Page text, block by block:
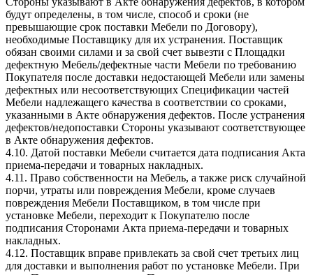
будут определены, в том числе, способ и сроки (не
превышающие срок поставки Мебели по Договору),
необходимые Поставщику для их устранения. Поставщик
обязан своими силами и за свой счет вывезти с Площадки
дефектную Мебель/дефектные части Мебели по требованию
Покупателя после доставки недостающей Мебели или замены
дефектных или несоответствующих Спецификации частей
Мебели надлежащего качества в соответствии со сроками,
указанными в Акте обнаружения дефектов. После устранения
дефектов/недопоставки Стороны указывают соответствующее
в Акте обнаружения дефектов.
4.10. Датой поставки Мебели считается дата подписания Акта
приема-передачи и товарных накладных.
4.11. Право собственности на Мебель, а также риск случайной
порчи, утраты или повреждения Мебели, кроме случаев
повреждения Мебели Поставщиком, в том числе при
установке Мебели, переходит к Покупателю после
подписания Сторонами Акта приема-передачи и товарных
накладных.
4.12. Поставщик вправе привлекать за свой счет третьих лиц
для доставки и выполнения работ по установке Мебели. При